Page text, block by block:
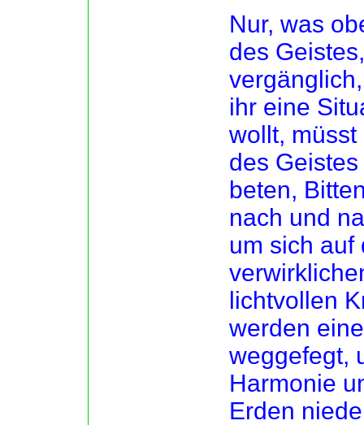
Nur, was
des
ihr eine
wollt,
des
beten,
nach und
um sich auf
lichtvollen
werden
weggefegt,
Harmonie
Erden